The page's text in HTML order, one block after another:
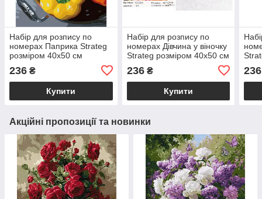
Набір для розпису по
номерах Паприка Strateg
розміром 40х50 см
236 ₴
Купити
Набір для розпису по
номерах Дівчина у віночку
Strateg розміром 40х50 см
236₴
Купити
236
Акційні пропозиції та новинки